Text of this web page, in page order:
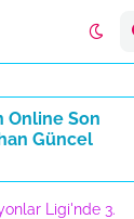
Online Son
Güncel
Ligi'nde 3.